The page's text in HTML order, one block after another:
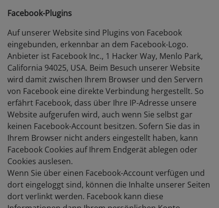
Facebook-Plugins
Auf unserer Website sind Plugins von Facebook
eingebunden, erkennbar an dem Facebook-Logo.
Anbieter ist Facebook Inc., 1 Hacker Way, Menlo Park,
California 94025, USA. Beim Besuch unserer Website
wird damit zwischen Ihrem Browser und den Servern
von Facebook eine direkte Verbindung hergestellt. So
erfährt Facebook, dass über Ihre IP-Adresse unsere
Website aufgerufen wird, auch wenn Sie selbst gar
keinen Facebook-Account besitzen. Sofern Sie das in
Ihrem Browser nicht anders eingestellt haben, kann
Facebook Cookies auf Ihrem Endgerät ablegen oder
Cookies auslesen.
Wenn Sie über einen Facebook-Account verfügen und
dort eingeloggt sind, können die Inhalte unserer Seiten
dort verlinkt werden. Facebook kann diese